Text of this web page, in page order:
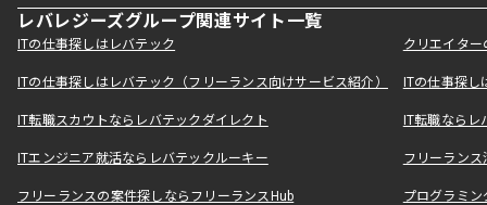
レバレジーズグループ関連サイト一覧
ITの仕事探しはレバテック クリエイタ
ITの仕事探しはレバテック（フリーランス向けサービス紹介） ITの仕事探
IT転職スカウトならレバテックダイレクト IT転職なら
ITエンジニア就活ならレバテックルーキー フリーラン
フリーランスの案件探しならフリーランスHub プログラミ